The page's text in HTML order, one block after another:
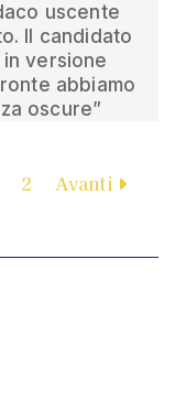
uscente
Il candidato
in versione
abbiamo
oscure”
2 Avanti